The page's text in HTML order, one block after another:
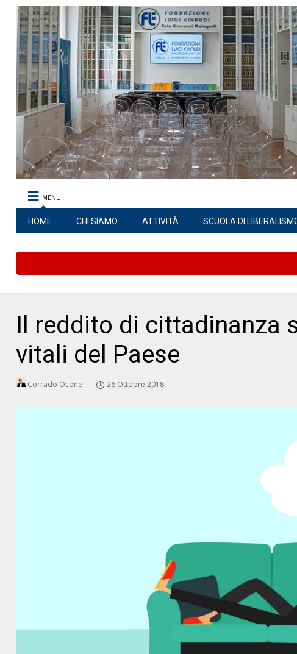
MENU
HOME CHI SIAMO ATTIVITÀ SCUOLA DI
Il reddito di cittadinanza
vitali del Paese
Corrado Ocone 26 Ottobre 2018